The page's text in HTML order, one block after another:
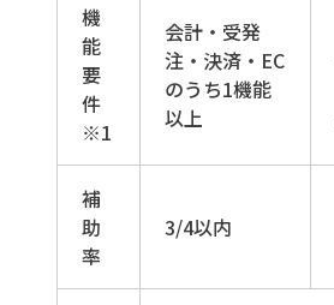
機
能
要
件
※1
会計・受発
注・決済・EC
のうち1機能
以上
補
助
率
3/4以内